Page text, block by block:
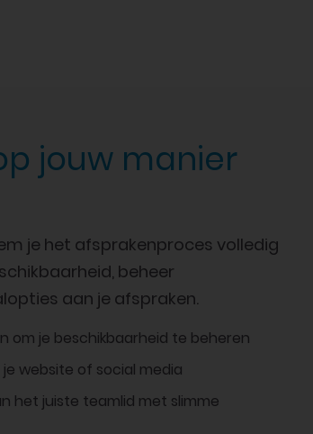
jouw manier
je het afsprakenproces volledig
beheer
aan je afspraken.
om je beschikbaarheid te beheren
website of social media
het juiste teamlid met slimme